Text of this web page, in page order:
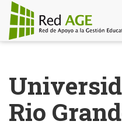
contenido
principal
Rio